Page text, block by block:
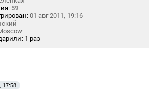
59
01 авг 2011, 19:16
1 раз
17:58